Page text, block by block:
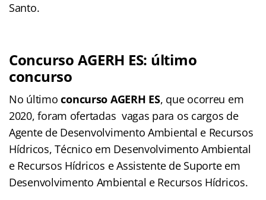
Santo.
Concurso AGERH ES: último
concurso
No últimoconcurso AGERH ES, que ocorreu em
2020, foram ofertadas vagas para os cargos de
Agente de Desenvolvimento Ambiental e Recursos
Hídricos, Técnico em Desenvolvimento Ambiental
e Recursos Hídricos e Assistente de Suporte em
Desenvolvimento Ambiental e Recursos Hídricos.